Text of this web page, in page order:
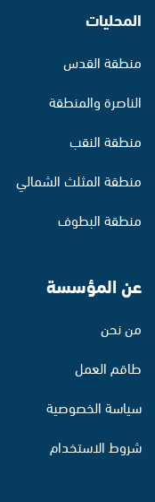
المحليات
منطقة القدس
الناصرة والمنطقة
منطقة النقب
منطقة المثلث الشمالي
منطقة البطوف
عن المؤسسة
من نحن
طاقم العمل
سياسة الخصوصية
شروط الاستخدام